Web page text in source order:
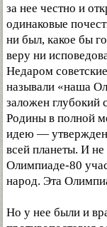
за нее честно и
одинаковые
ни был, какое бы
веру ни
Недаром
называли «наша
заложен глубокий
Родины в полной
идею —
всей планеты. И не
Олимпиаде-80
народ. Эта
Но у нее были и